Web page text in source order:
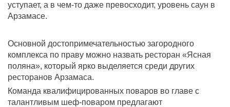
уступает, а в чем-то даже превосходит, уровень саун в
Арзамасе.
Основной достопримечательностью загородного
комплекса по праву можно назвать ресторан «Ясная
поляна», который ярко выделяется среди других
ресторанов Арзамаса.
Команда квалифицированных поваров во главе с
талантливым шеф-поваром предлагают